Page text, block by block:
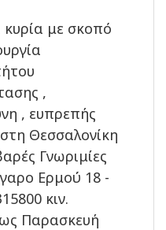
με σκοπό
,
, ευπρεπής
Θεσσαλονίκη
Γνωριμίες
Ερμού 18 -
κιν.
Παρασκευή